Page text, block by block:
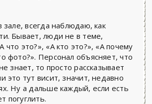
зале, всегда наблюдаю, как
Бывает, люди не в теме,
что это?», «А кто это?», «А почему
фото?». Персонал объясняет, что
знает, то просто рассказывает
это тут висит, значит, недавно
Ну а дальше каждый, если есть
погуглить.